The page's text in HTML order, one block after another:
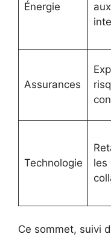
Énergie
Assurances
Technologie
les
Ce sommet, suivi